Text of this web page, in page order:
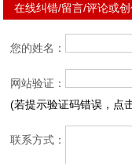
在线纠错/留言/评论或创
您的姓名：
网站验证：
(若提示验证码错误，点
联系方式：